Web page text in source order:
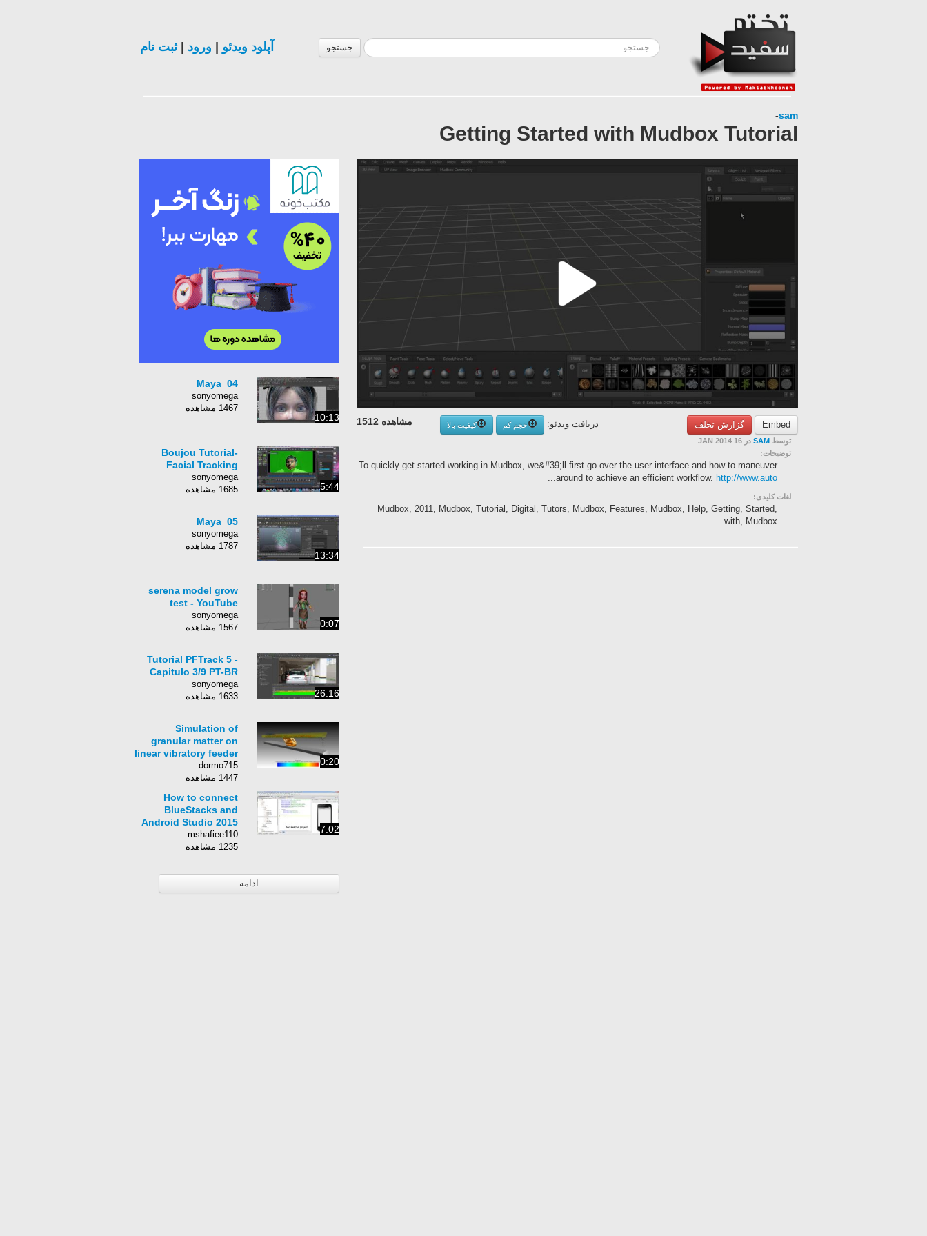
جستجو آپلود ویدئو ورود |ثبت نام
sam
-
Getting Started with Mudbox Tutorial
Embed گزارش تخلف مشاهده 1512 دریافت ویدئو: حجم کم
کیفیت بالا
توسط SAM در 16 JAN 2014
توضیحات:
To quickly get started working in Mudbox, we&#39;ll first go over the user interface and how to maneuver
around to achieve an efficient workflow. http://www.auto
...
لغات کلیدی:
Mudbox, 2011, Mudbox, Tutorial, Digital, Tutors, Mudbox, Features, Mudbox, Help, Getting, Started,
with, Mudbox
10:13
Maya_04
sonyomega
1467 مشاهده
5:44
Boujou Tutorial-
Facial Tracking
sonyomega
1685 مشاهده
13:34
Maya_05
sonyomega
1787 مشاهده
0:07
serena model grow
test - YouTube
sonyomega
1567 مشاهده
26:16
Tutorial PFTrack 5 -
Capitulo 3/9 PT-BR
sonyomega
1633 مشاهده
0:20
Simulation of
granular matter on
linear vibratory feeder
dormo715
1447 مشاهده
7:02
How to connect
BlueStacks and
Android Studio 2015
mshafiee110
1235 مشاهده
ادامه